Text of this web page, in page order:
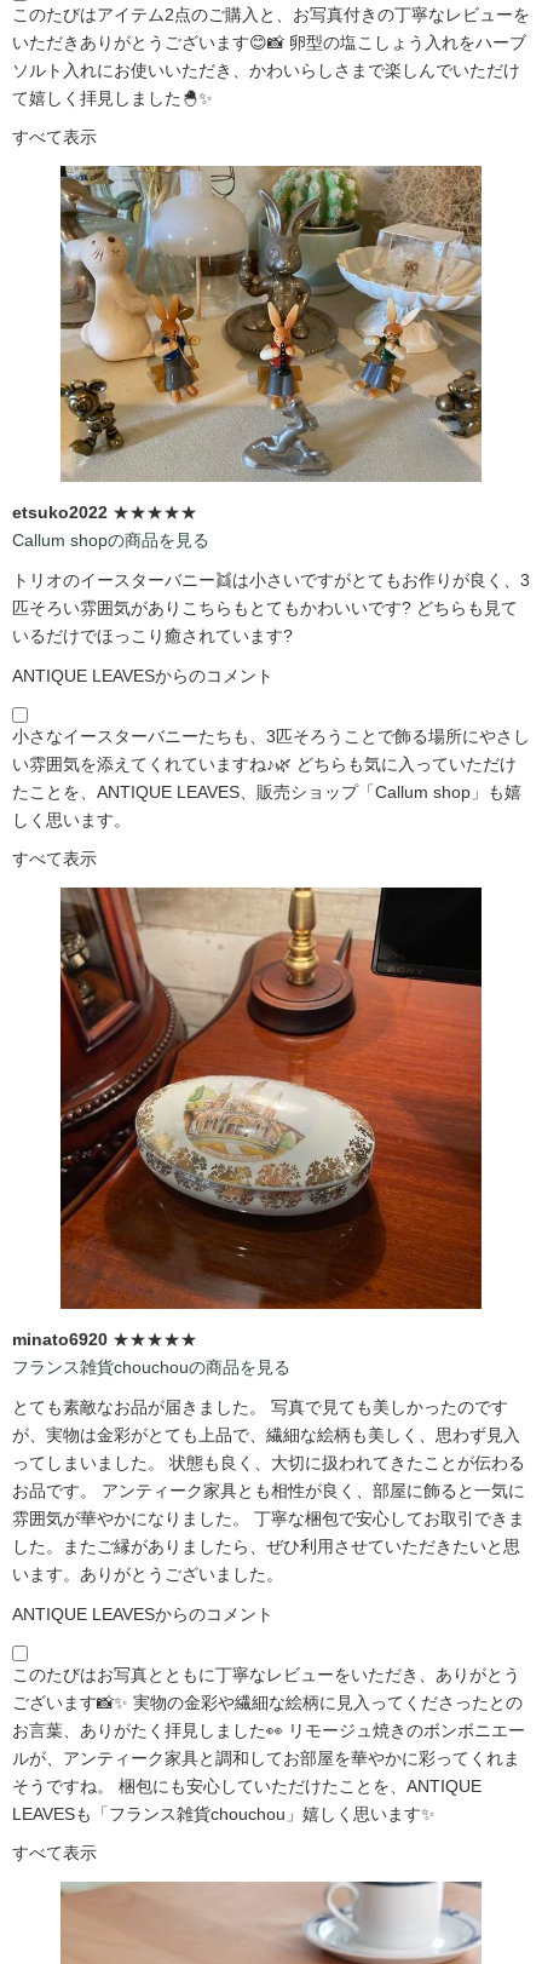
このたびはアイテム2点のご購入と、お写真付きの丁寧なレビューを
いただきありがとうございます😊📸 卵型の塩こしょう入れをハーブ
ソルト入れにお使いいただき、かわいらしさまで楽しんでいただけ
て嬉しく拝見しました🐣✨
すべて表示
etsuko2022 ★★★★★
Callum shopの商品を見る
トリオのイースターバニー👯は小さいですがとてもお作りが良く、3
匹そろい雰囲気がありこちらもとてもかわいいです?️ どちらも見て
いるだけでほっこり癒されています?️
ANTIQUE LEAVESからのコメント
小さなイースターバニーたちも、3匹そろうことで飾る場所にやさし
い雰囲気を添えてくれていますね♪🌿 どちらも気に入っていただけ
たことを、ANTIQUE LEAVES、販売ショップ「Callum shop」も嬉
しく思います。
すべて表示
minato6920 ★★★★★
フランス雑貨chouchouの商品を見る
とても素敵なお品が届きました。 写真で見ても美しかったのです
が、実物は金彩がとても上品で、繊細な絵柄も美しく、思わず見入
ってしまいました。 状態も良く、大切に扱われてきたことが伝わる
お品です。 アンティーク家具とも相性が良く、部屋に飾ると一気に
雰囲気が華やかになりました。 丁寧な梱包で安心してお取引できま
した。またご縁がありましたら、ぜひ利用させていただきたいと思
います。ありがとうございました。
ANTIQUE LEAVESからのコメント
このたびはお写真とともに丁寧なレビューをいただき、ありがとう
ございます📸✨ 実物の金彩や繊細な絵柄に見入ってくださったとの
お言葉、ありがたく拝見しました👀 リモージュ焼きのボンボニエー
ルが、アンティーク家具と調和してお部屋を華やかに彩ってくれま
そうですね。 梱包にも安心していただけたことを、ANTIQUE
LEAVESも「フランス雑貨chouchou」嬉しく思います✨
すべて表示